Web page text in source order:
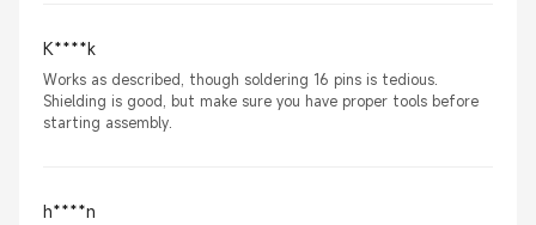
K****k
Works as described, though soldering 16 pins is tedious.
Shielding is good, but make sure you have proper tools before
starting assembly.
h****n